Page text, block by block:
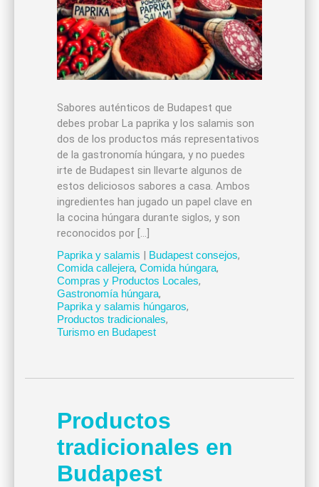
Sabores auténticos de Budapest que
debes probar La paprika y los salamis son
dos de los productos más representativos
de la gastronomía húngara, y no puedes
irte de Budapest sin llevarte algunos de
estos deliciosos sabores a casa. Ambos
ingredientes han jugado un papel clave en
la cocina húngara durante siglos, y son
reconocidos por […]
Paprika y salamis | Budapest consejos,
Comida callejera, Comida húngara,
Compras y Productos Locales,
Gastronomía húngara,
Paprika y salamis húngaros,
Productos tradicionales,
Turismo en Budapest
Productos
tradicionales en
Budapest